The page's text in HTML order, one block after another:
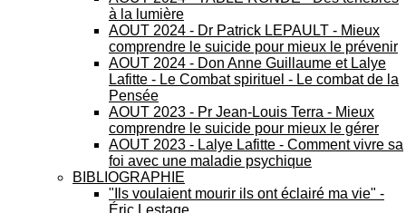
à la lumière
AOUT 2024 - Dr Patrick LEPAULT - Mieux
comprendre le suicide pour mieux le prévenir
AOUT 2024 - Don Anne Guillaume et Lalye
Lafitte - Le Combat spirituel - Le combat de la
Pensée
AOUT 2023 - Pr Jean-Louis Terra - Mieux
comprendre le suicide pour mieux le gérer
AOUT 2023 - Lalye Lafitte - Comment vivre sa
foi avec une maladie psychique
BIBLIOGRAPHIE
"Ils voulaient mourir ils ont éclairé ma vie" -
Éric Lestage